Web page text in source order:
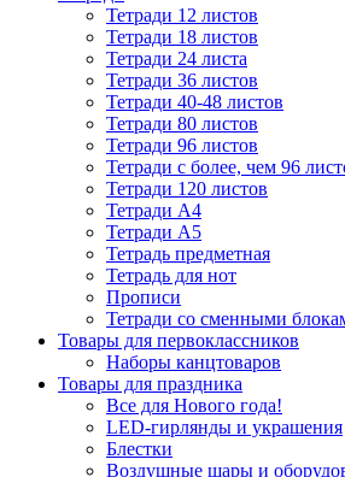
Тетради 12 листов
Тетради 18 листов
Тетради 24 листа
Тетради 36 листов
Тетради 40-48 листов
Тетради 80 листов
Тетради 96 листов
Тетради с более, чем 96
Тетради 120 листов
Тетради А4
Тетради А5
Тетрадь предметная
Тетрадь для нот
Прописи
Тетради со сменными
Товары для первоклассников
Наборы канцтоваров
Товары для праздника
Все для Нового года!
LED-гирлянды и украшения
Блестки
Воздушные шары и